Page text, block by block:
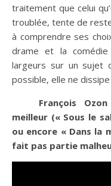
traitement que celui
troublée, tente de
à comprendre ses
drame et la
largeurs sur un sujet
possible, elle ne
François
meilleur (« Sous le
ou encore « Dans la
fait pas partie